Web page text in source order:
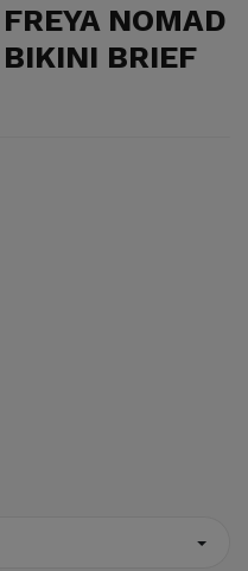
NOMAD
BRIEF